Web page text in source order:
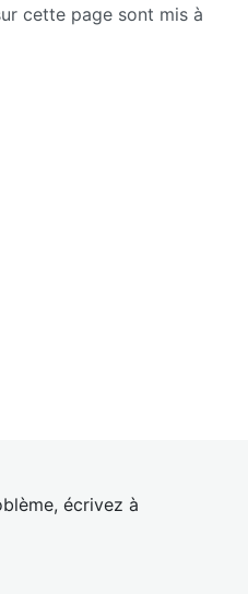
cette page sont mis à
écrivez à